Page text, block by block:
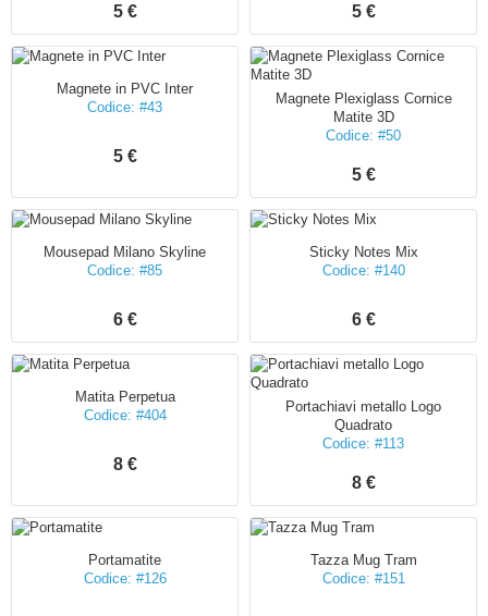
5 € 5 €
Magnete in PVC Inter
Codice: #43
5 €
Magnete Plexiglass Cornice
Matite 3D
Codice: #50
5 €
Mousepad Milano Skyline
Codice: #85
6 €
Sticky Notes Mix
Codice: #140
6 €
Matita Perpetua
Codice: #404
8 €
Portachiavi metallo Logo
Quadrato
Codice: #113
8 €
Portamatite
Codice: #126
Tazza Mug Tram
Codice: #151